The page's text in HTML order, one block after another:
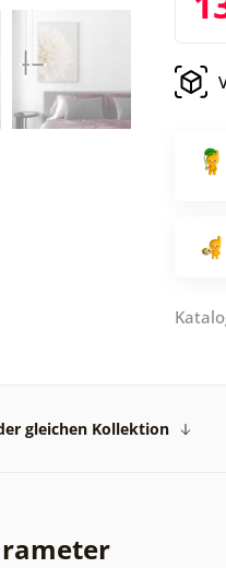
gleichen Kollektion